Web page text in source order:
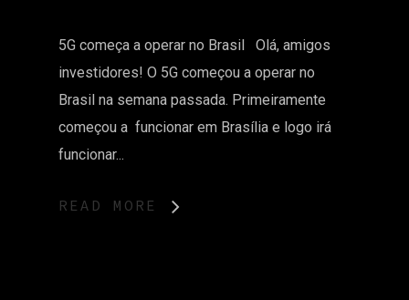
5G começa a operar no Brasil Olá, amigos
investidores! O 5G começou a operar no
Brasil na semana passada. Primeiramente
começou a funcionar em Brasília e logo irá
funcionar...
READ MORE